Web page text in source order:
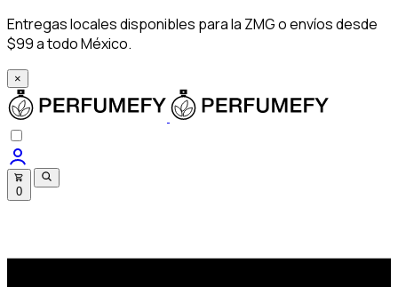
Entregas locales disponibles para la ZMG o envíos desde
$99 a todo México.
×
0